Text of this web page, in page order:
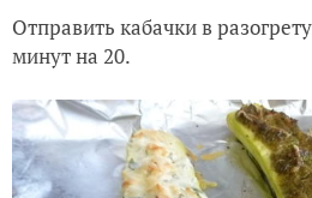
Отправить кабачки в
минут на 20.